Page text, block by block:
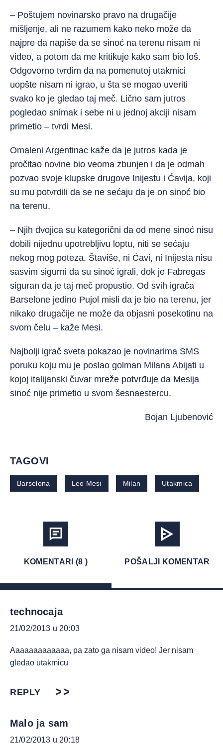
– Poštujem novinarsko pravo na drugačije
mišljenje, ali ne razumem kako neko može da
najpre da napiše da se sinoć na terenu nisam ni
video, a potom da me kritikuje kako sam bio loš.
Odgovorno tvrdim da na pomenutoj utakmici
uopšte nisam ni igrao, u šta se mogao uveriti
svako ko je gledao taj meč. Lično sam jutros
pogledao snimak i sebe ni u jednoj akciji nisam
primetio – tvrdi Mesi.
Omaleni Argentinac kaže da je jutros kada je
pročitao novine bio veoma zbunjen i da je odmah
pozvao svoje klupske drugove Inijestu i Ćavija, koji
su mu potvrdili da se ne sećaju da je on sinoć bio
na terenu.
– Njih dvojica su kategorični da od mene sinoć nisu
dobili nijednu upotrebljivu loptu, niti se sećaju
nekog mog poteza. Štaviše, ni Ćavi, ni Inijesta nisu
sasvim sigurni da su sinoć igrali, dok je Fabregas
siguran da je taj meč propustio. Od svih igrača
Barselone jedino Pujol misli da je bio na terenu, jer
nikako drugačije ne može da objasni posekotinu na
svom čelu – kaže Mesi.
Najbolji igrač sveta pokazao je novinarima SMS
poruku koju mu je poslao golman Milana Abijati u
kojoj italijanski čuvar mreže potvrđuje da Mesija
sinoć nije primetio u svom šesnaestercu.
Bojan Ljubenović
TAGOVI
Barselona Leo Mesi Milan Utakmica
KOMENTARI (8 ) POŠALJI KOMENTAR
technocaja
21/02/2013 u 20:03
Aaaaaaaaaaaaa, pa zato ga nisam video! Jer nisam
gledao utakmicu
REPLY
Malo ja sam
21/02/2013 u 20:18